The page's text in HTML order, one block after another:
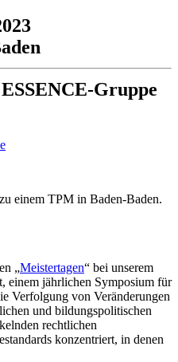
Gruppe
einem TPM in Baden-Baden.
„Meistertagen“ bei unserem
einem jährlichen Symposium für
Verfolgung von Veränderungen
und bildungspolitischen
rechtlichen
konzentriert, in denen